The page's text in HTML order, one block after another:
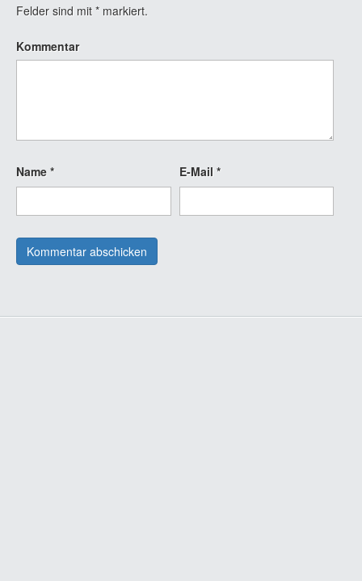
Felder sind mit * markiert.
Kommentar
Name * E-Mail *